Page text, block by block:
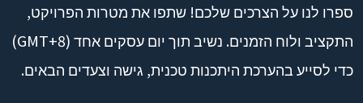
ספרו לנו על הצרכים שלכם! שתפו את מטרות הפרויקט,
התקציב ולוח הזמנים. נשיב תוך יום עסקים אחד (GMT+8)
כדי לסייע בהערכת היתכנות טכנית, גישה וצעדים הבאים.